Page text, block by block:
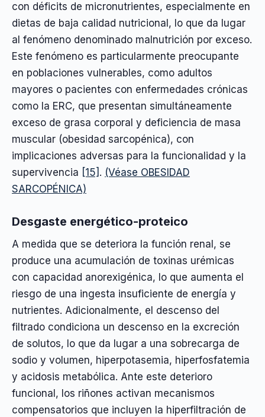
con déficits de micronutrientes, especialmente en
dietas de baja calidad nutricional, lo que da lugar
al fenómeno denominado malnutrición por exceso.
Este fenómeno es particularmente preocupante
en poblaciones vulnerables, como adultos
mayores o pacientes con enfermedades crónicas
como la ERC, que presentan simultáneamente
exceso de grasa corporal y deficiencia de masa
muscular (obesidad sarcopénica), con
implicaciones adversas para la funcionalidad y la
supervivencia [15] . (Véase OBESIDAD
SARCOPÉNICA)
Desgaste energético-proteico
A medida que se deteriora la función renal, se
produce una acumulación de toxinas urémicas
con capacidad anorexigénica, lo que aumenta el
riesgo de una ingesta insuficiente de energía y
nutrientes. Adicionalmente, el descenso del
filtrado condiciona un descenso en la excreción
de solutos, lo que da lugar a una sobrecarga de
sodio y volumen, hiperpotasemia, hiperfosfatemia
y acidosis metabólica. Ante este deterioro
funcional, los riñones activan mecanismos
compensatorios que incluyen la hiperfiltración de